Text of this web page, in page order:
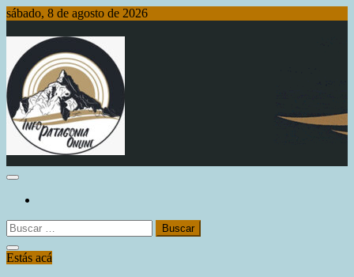
Saltar
contenido
sábado, 8 de agosto de 2026
Info Patagonia Online
Buscar:
Estás acá